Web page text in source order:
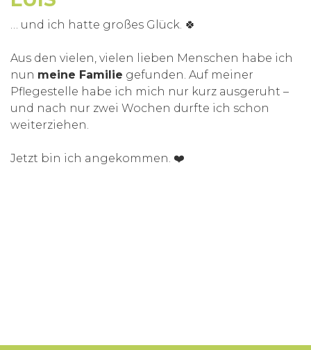
… und ich hatte großes Glück. 🍀
Aus den vielen, vielen lieben Menschen habe ich
nun meine Familie gefunden. Auf meiner
Pflegestelle habe ich mich nur kurz ausgeruht –
und nach nur zwei Wochen durfte ich schon
weiterziehen.
Jetzt bin ich angekommen. ❤️